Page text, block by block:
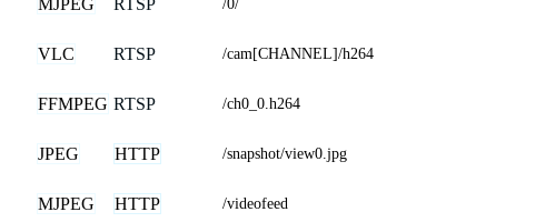
/0/
VLC RTSP /cam[CHANNEL]/h264
FFMPEG RTSP /ch0_0.h264
JPEG HTTP /snapshot/view0.jpg
MJPEG HTTP /videofeed